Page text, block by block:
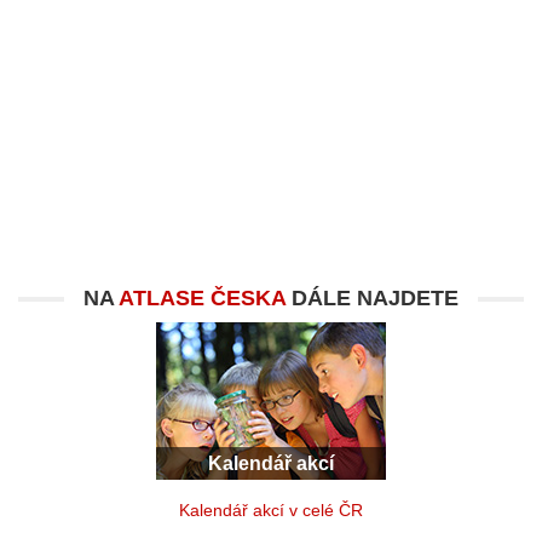
NAATLASE ČESKADÁLE NAJDETE
Kalendář akcí
Kalendář akcí v celé ČR